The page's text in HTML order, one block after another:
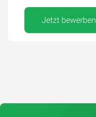
Jetzt bewerben